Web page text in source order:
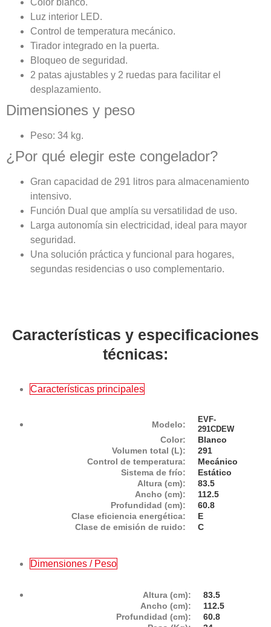
Color blanco.
Luz interior LED.
Control de temperatura mecánico.
Tirador integrado en la puerta.
Bloqueo de seguridad.
2 patas ajustables y 2 ruedas para facilitar el
desplazamiento.
Dimensiones y peso
Peso: 34 kg.
¿Por qué elegir este congelador?
Gran capacidad de 291 litros para almacenamiento
intensivo.
Función Dual que amplía su versatilidad de uso.
Larga autonomía sin electricidad, ideal para mayor
seguridad.
Una solución práctica y funcional para hogares,
segundas residencias o uso complementario.
Características y especificaciones
técnicas:
Características principales
Modelo:
EVF-
291CDEW
Color:
Blanco
Volumen total (L):
291
Control de temperatura:
Mecánico
Sistema de frío:
Estático
Altura (cm):
83.5
Ancho (cm):
112.5
Profundidad (cm):
60.8
Clase eficiencia energética:
E
Clase de emisión de ruido:
C
Dimensiones / Peso
Altura (cm):
83.5
Ancho (cm):
112.5
Profundidad (cm):
60.8